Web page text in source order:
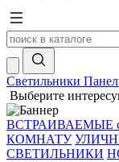
Светильники
Выберите
ВСТРАИВАЕМЫЕ
КОМНАТУ
СВЕТИЛЬНИКИ